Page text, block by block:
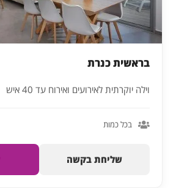
בראשית כנרת
וילה יוקרתית לאירועים ואירוח עד 40 איש
בכל כמות
שליחת בקשה